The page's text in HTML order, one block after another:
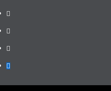
Telegram
Instagram
Twitter
Google